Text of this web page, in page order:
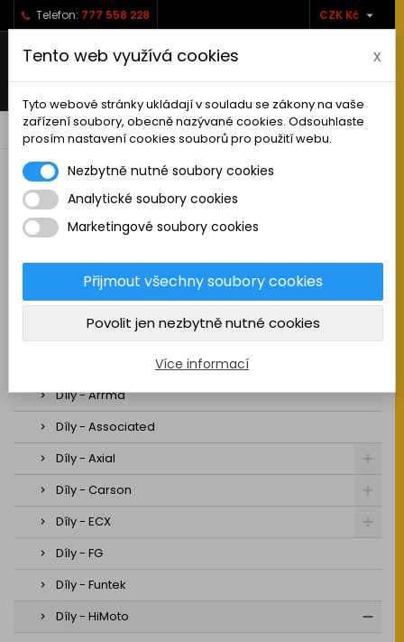
Telefon: 777 558 228 CZK Kč 
   shopping_cart0
RC AUTA
Sestavená auta elektro
Stavebnice aut elektro
Auta na spalovací motor
Náhradní díly
Díly - Arrma
Díly - Associated
Díly - Axial
Díly - Carson
Díly - ECX
Díly - FG
Díly - Funtek
Díly - HiMoto
Tento web využívá cookies x
Tyto webové stránky ukládají v souladu se zákony na vaše
zařízení soubory, obecně nazývané cookies. Odsouhlaste
prosím nastavení cookies souborů pro použití webu.
Nezbytně nutné soubory cookies
Analytické soubory cookies
Marketingové soubory cookies
Přijmout všechny soubory cookies
Povolit jen nezbytně nutné cookies
Více informací